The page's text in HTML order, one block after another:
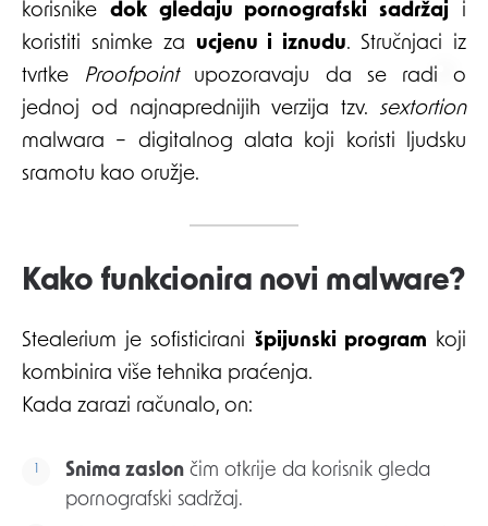
korisnike dok gledaju pornografski sadržaj i
koristiti snimke za ucjenu i iznudu. Stručnjaci iz
tvrtke Proofpointupozoravaju da se radi o
jednoj od najnaprednijih verzija tzv. sextortion
malwara – digitalnog alata koji koristi ljudsku
sramotu kao oružje.
Kako funkcionira novi malware?
Stealerium je sofisticirani špijunski program koji
kombinira više tehnika praćenja.
Kada zarazi računalo, on:
Snima zaslon čim otkrije da korisnik gleda
pornografski sadržaj.